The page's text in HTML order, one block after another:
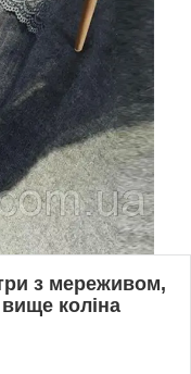
з мереживом,
коліна